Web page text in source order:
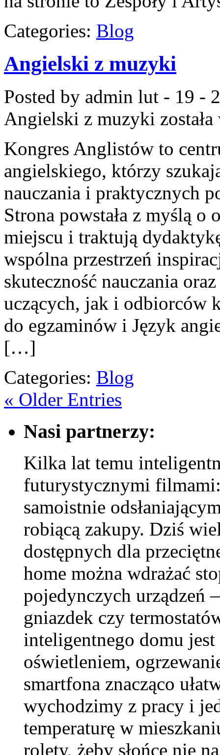
Categories: Blog
Angielski z muzyki
Posted by admin lut - 19 -
Angielski z muzyki
Kongres Anglistów to
angielskiego, którzy
nauczania i praktycznych
Strona powstała z myślą o
miejscu i traktują
wspólna przestrzeń
skuteczność nauczania
uczących, jak i odbiorców
do egzaminów i Język
[…]
Categories: Blog
« Older Entries
Nasi partnerzy:
Kilka lat temu
futurystycznymi
samoistnie
robiącą zakupy. Dziś
dostępnych dla
home można wdrażać
pojedynczych urządzeń
gniazdek czy
inteligentnego domu
oświetleniem,
smartfona znacząco
wychodzimy z pracy i
temperaturę w
rolety, żeby słońce nie